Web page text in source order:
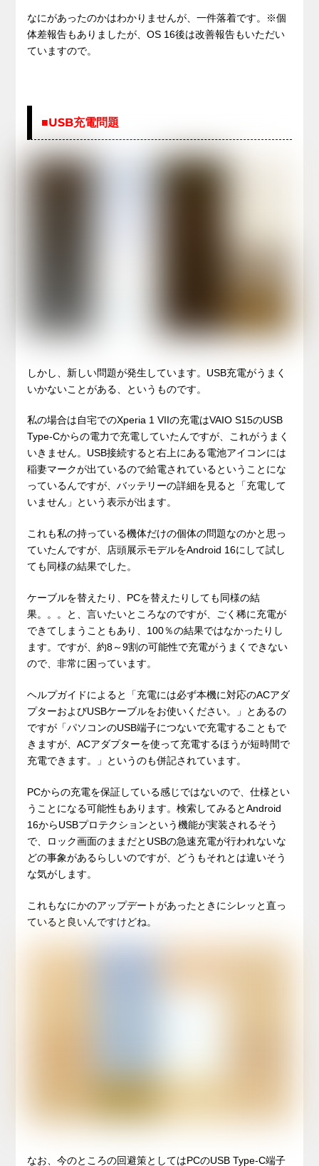
なにがあったのかはわかりませんが、一件落着です。※個
体差報告もありましたが、OS 16後は改善報告もいただい
ていますので。
■USB充電問題
しかし、新しい問題が発生しています。USB充電がうまく
いかないことがある、というものです。
私の場合は自宅でのXperia 1 VIIの充電はVAIO S15のUSB
Type-Cからの電力で充電していたんですが、これがうまく
いきません。USB接続すると右上にある電池アイコンには
稲妻マークが出ているので給電されているということにな
っているんですが、バッテリーの詳細を見ると「充電して
いません」という表示が出ます。
これも私の持っている機体だけの個体の問題なのかと思っ
ていたんですが、店頭展示モデルをAndroid 16にして試し
ても同様の結果でした。
ケーブルを替えたり、PCを替えたりしても同様の結
果。。。と、言いたいところなのですが、ごく稀に充電が
できてしまうこともあり、100％の結果ではなかったりし
ます。ですが、約8～9割の可能性で充電がうまくできない
ので、非常に困っています。
ヘルプガイドによると「充電には必ず本機に対応のACアダ
プターおよびUSBケーブルをお使いください。」とあるの
ですが「パソコンのUSB端子につないで充電することもで
きますが、ACアダプターを使って充電するほうが短時間で
充電できます。」というのも併記されています。
PCからの充電を保証している感じではないので、仕様とい
うことになる可能性もあります。検索してみるとAndroid
16からUSBプロテクションという機能が実装されるそう
で、ロック画面のままだとUSBの急速充電が行われないな
どの事象があるらしいのですが、どうもそれとは違いそう
な気がします。
これもなにかのアップデートがあったときにシレッと直っ
ていると良いんですけどね。
なお、今のところの回避策としてはPCのUSB Type-C端子